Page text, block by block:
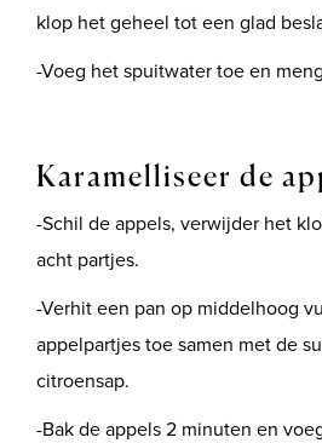
klop het geheel tot een glad
-Voeg het spuitwater toe en
Karamelliseer de
-Schil de appels, verwijder het
acht partjes.
-Verhit een pan op middelhoog
appelpartjes toe samen met de
citroensap.
-Bak de appels 2 minuten en